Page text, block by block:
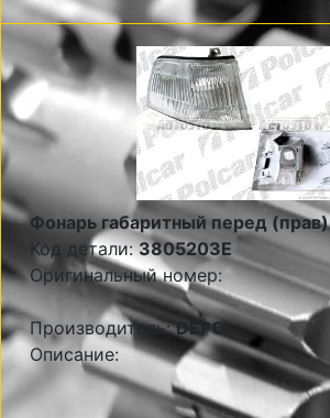
Фонарь габаритный перед (прав)
Код детали:3805203E
Оригинальный номер:
Производитель:DEPO
Описание: